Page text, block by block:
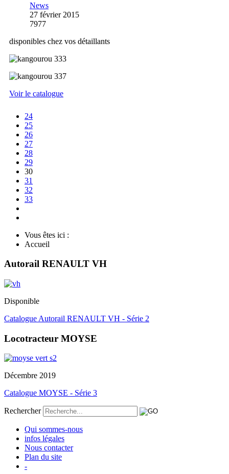
News
27 février 2015
7977
disponibles chez vos détaillants
Voir le catalogue
24
25
26
27
28
29
30
31
32
33
Vous êtes ici :
Accueil
Autorail RENAULT VH
Disponible
Catalogue Autorail RENAULT VH - Série 2
Locotracteur MOYSE
Décembre 2019
Catalogue MOYSE - Série 3
Rechercher
Qui sommes-nous
infos légales
Nous contacter
Plan du site
-